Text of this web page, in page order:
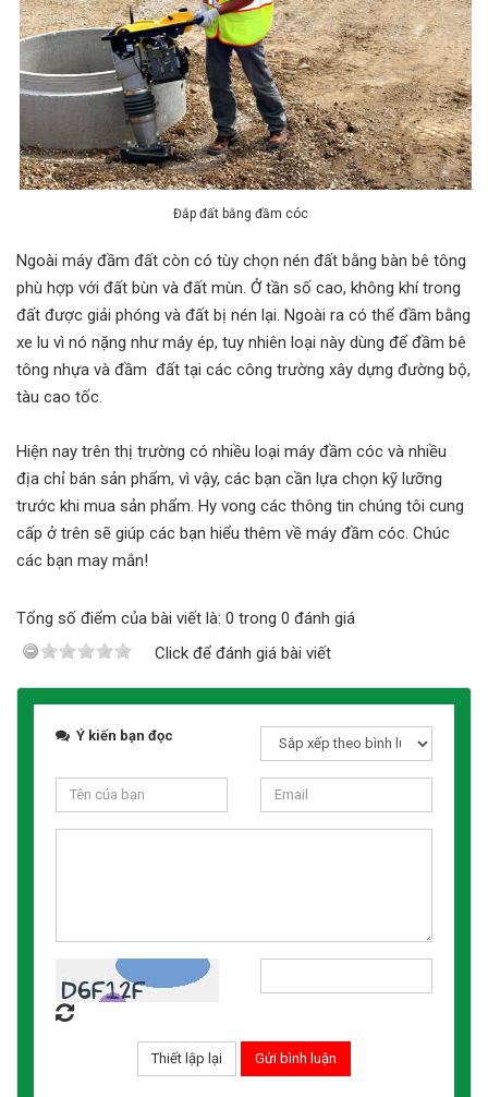
Đắp đất bằng đầm cóc
Ngoài máy đầm đất còn có tùy chọn nén đất bằng bàn bê tông
phù hợp với đất bùn và đất mùn. Ở tần số cao, không khí trong
đất được giải phóng và đất bị nén lại. Ngoài ra có thể đầm bằng
xe lu vì nó nặng như máy ép, tuy nhiên loại này dùng để đầm bê
tông nhựa và đầm đất tại các công trường xây dựng đường bộ,
tàu cao tốc.
Hiện nay trên thị trường có nhiều loại máy đầm cóc và nhiều
địa chỉ bán sản phẩm, vì vậy, các bạn cần lựa chọn kỹ lưỡng
trước khi mua sản phẩm. Hy vong các thông tin chúng tôi cung
cấp ở trên sẽ giúp các bạn hiểu thêm về máy đầm cóc. Chúc
các bạn may mắn!
Tổng số điểm của bài viết là: 0 trong 0 đánh giá
Click để đánh giá bài viết
Ý kiến bạn đọc